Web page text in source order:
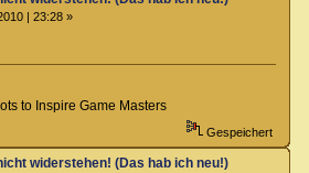
| 23:28 »
to Inspire Game Masters
Gespeichert
widerstehen! (Das hab ich neu!)